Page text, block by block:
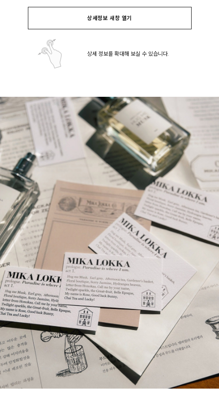
상세정보 새창 열기
상세 정보를 확대해 보실 수 있습니다.